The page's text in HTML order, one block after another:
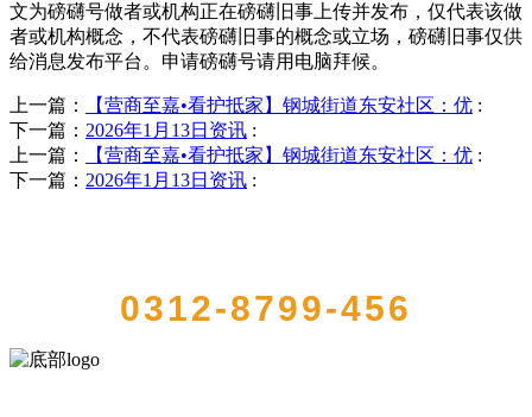
文为磅礴号做者或机构正在磅礴旧事上传并发布，仅代表该做
者或机构概念，不代表磅礴旧事的概念或立场，磅礴旧事仅供
给消息发布平台。申请磅礴号请用电脑拜候。
上一篇： 【营商至嘉•看护抵家】钢城街道东安社区：优 :
下一篇： 2026年1月13日资讯 :
上一篇：
【营商至嘉•看护抵家】钢城街道东安社区：优 :
下一篇： 2026年1月13日资讯 :
0312-8799-456